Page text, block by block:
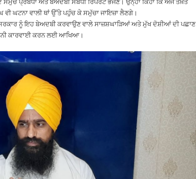
ਪ੍ਰਬੰਧਾਂ ਅਤੇ ਬੇਅਦਬੀ ਸਬੰਧੀ ਰਿਪੋਰਟ ਭੇਜਣ। ਉਨ੍ਹਾਂ ਕਿਹਾ ਕਿ ਅੱਜ ਤਖ਼ਤ
ਵੀ ਘਟਨਾ ਵਾਲੀ ਥਾਂ ਉੱਤੇ ਪਹੁੰਚ ਕੇ ਸਮੁੱਚਾ ਜਾਇਜ਼ਾ ਲੈਣਗੇ।
ਨੂੰ ਇਹ ਬੇਅਦਬੀ ਕਰਵਾਉਣ ਵਾਲੇ ਸਾਜ਼ਸ਼ਘਾੜਿਆਂ ਅਤੇ ਮੁੱਖ ਦੋਸ਼ੀਆਂ ਦੀ ਪਛਾਣ
ਕਾਰਵਾਈ ਕਰਨ ਲਈ ਆਖਿਆ।